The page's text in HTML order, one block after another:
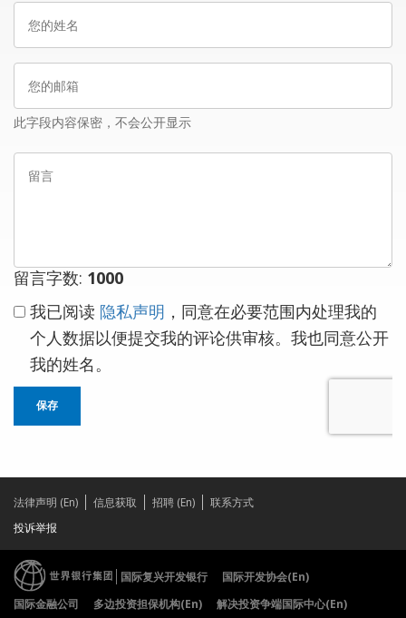
您
您
邮
此字段内容保密，不会公开显示
留
留言字数: 1000
我已阅读 隐私声明 ，同意在必要范围内处理我的
个人数据以便提交我的评论供审核。我也同意公开
我的姓名。
保存
法律声明 (En) 信息获取 招聘 (En)
联系方式
投诉举报
国际复兴开发银行
国际开发协会(En)
国际金融公司
多边投资担保机构(En) 解决投资争端国际中心(En)